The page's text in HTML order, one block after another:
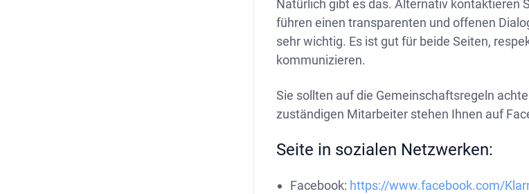
Natürlich gibt es das. Alternativ kontaktieren
führen einen transparenten und offenen
sehr wichtig. Es ist gut für beide Seiten,
kommunizieren.
Sie sollten auf die Gemeinschaftsregeln
zuständigen Mitarbeiter stehen Ihnen auf
Seite in sozialen Netzwerken:
Facebook: https://www.facebook.com/